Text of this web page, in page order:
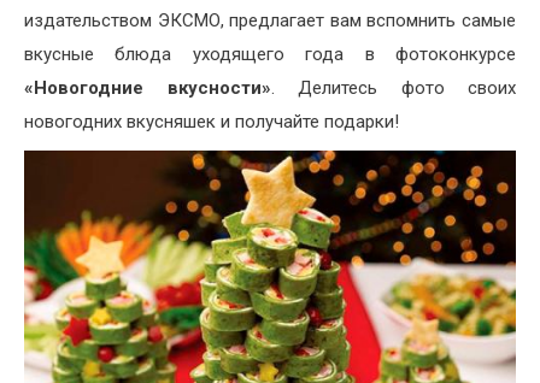
Недвижимость
издательством ЭКСМО, предлагает вам вспомнить самые
вкусные блюда уходящего года в фотоконкурсе
«Новогодние вкусности». Делитесь фото своих
новогодних вкусняшек и получайте подарки!